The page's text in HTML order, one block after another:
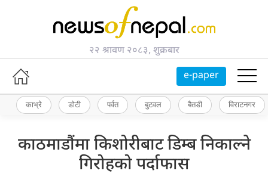
२२ श्रावण २०८३, शुक्रबार
e-paper
काभ्रे डोटी पर्वत बुटवल बैतडी विराटनगर
काठमाडौंमा किशोरीबाट डिम्ब निकाल्ने
गिरोहको पर्दाफास